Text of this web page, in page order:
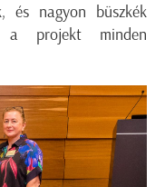
és nagyon büszkék
a projekt minden